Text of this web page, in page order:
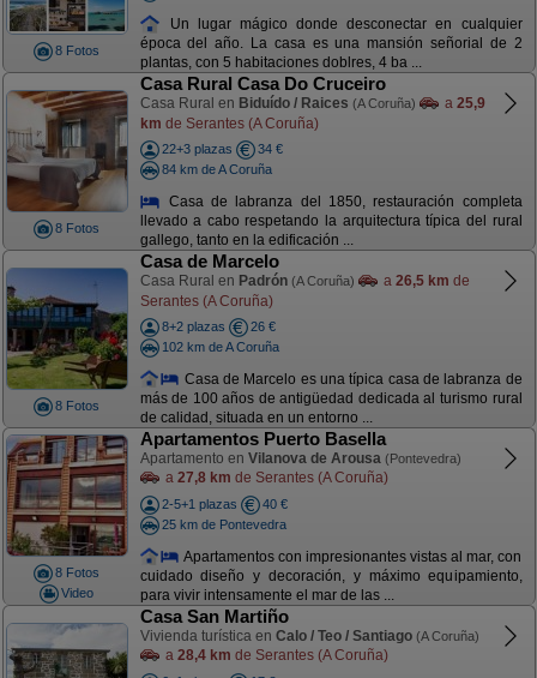
8 Fotos
Un lugar mágico donde desconectar en cualquier
época del año. La casa es una mansión señorial de 2
plantas, con 5 habitaciones doblres, 4 ba ...
8 Fotos
Casa Rural Casa Do Cruceiro
Casa Rural en Biduído / Raices (A Coruña) a 25,9
km de Serantes (A Coruña)
22+3 plazas
34 €
84 km de A Coruña
Casa de labranza del 1850, restauración completa
llevado a cabo respetando la arquitectura típica del rural
gallego, tanto en la edificación ...
8 Fotos
Casa de Marcelo
Casa Rural en Padrón (A Coruña) a 26,5 km de
Serantes (A Coruña)
8+2 plazas
26 €
102 km de A Coruña
Casa de Marcelo es una típica casa de labranza de
más de 100 años de antigüedad dedicada al turismo rural
de calidad, situada en un entorno ...
8 Fotos
Video
Apartamentos Puerto Basella
Apartamento en Vilanova de Arousa (Pontevedra)
a 27,8 km de Serantes (A Coruña)
2-5+1 plazas
40 €
25 km de Pontevedra
Apartamentos con impresionantes vistas al mar, con
cuidado diseño y decoración, y máximo equipamiento,
para vivir intensamente el mar de las ...
Casa San Martiño
Vivienda turística en Calo / Teo / Santiago (A Coruña)
a 28,4 km de Serantes (A Coruña)